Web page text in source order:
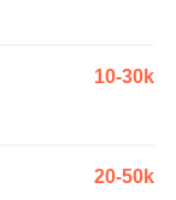
10-30k
20-50k